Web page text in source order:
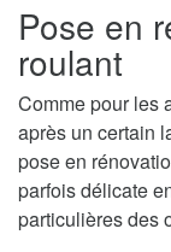
Pose en
roulant
Comme pour les
après un certain
pose en
parfois délicate
particulières des